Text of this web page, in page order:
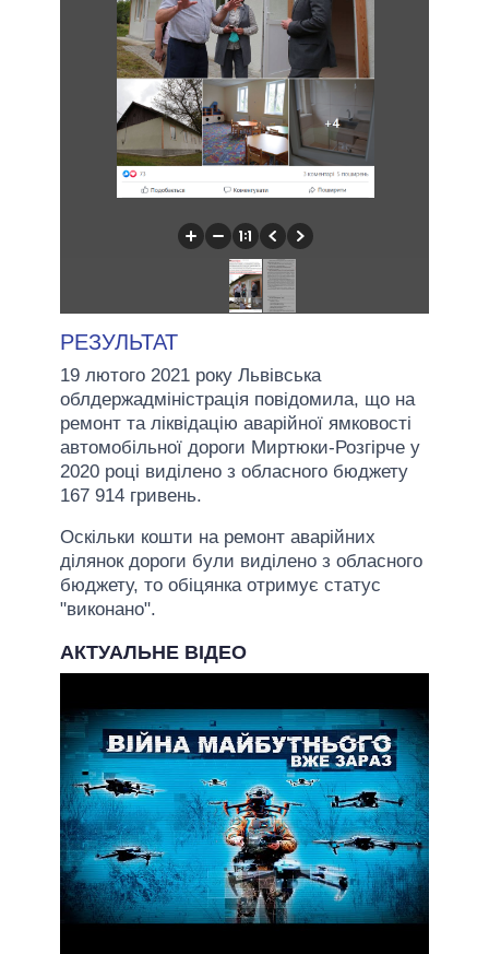
РЕЗУЛЬТАТ
19 лютого 2021 року Львівська
облдержадміністрація повідомила, що на
ремонт та ліквідацію аварійної ямковості
автомобільної дороги Миртюки-Розгірче у
2020 році виділено з обласного бюджету
167 914 гривень.
Оскільки кошти на ремонт аварійних
ділянок дороги були виділено з обласного
бюджету, то обіцянка отримує статус
"виконано".
АКТУАЛЬНЕ ВІДЕО